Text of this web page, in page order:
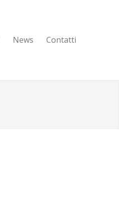
News Contatti